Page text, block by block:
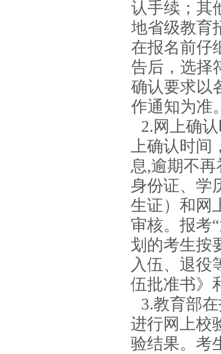
认手续 ； 其
地省级教育
在报名前仔
告后，选择
确认要求以
作通知为准
2.网上确
上确认 时间
息,逾期不
身份证、学
生证）和网
审核。报考
划的考生按
入伍、退役
伍批准书》
3.教育部
进行网上校
验结果。 考